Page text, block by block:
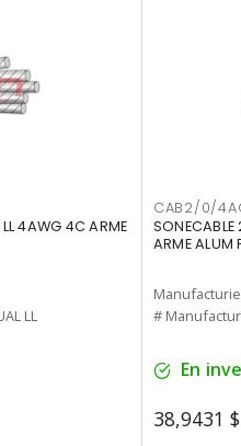
4AWG 4C ARME
LL
CAB2/0/
ARME
#
En
38,9431 $